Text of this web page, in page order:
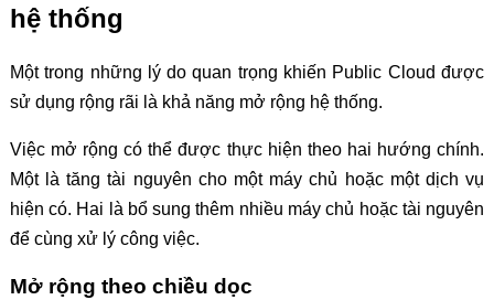
hệ thống
Một trong những lý do quan trọng khiến Public Cloud được
sử dụng rộng rãi là khả năng mở rộng hệ thống.
Việc mở rộng có thể được thực hiện theo hai hướng chính.
Một là tăng tài nguyên cho một máy chủ hoặc một dịch vụ
hiện có. Hai là bổ sung thêm nhiều máy chủ hoặc tài nguyên
để cùng xử lý công việc.
Mở rộng theo chiều dọc